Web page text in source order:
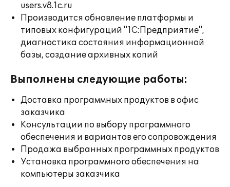
users.v8.1c.ru
Производится обновление платформы и
типовых конфигураций "1С:Предприятие",
диагностика состояния информационной
базы, создание архивных копий
Выполнены следующие работы:
Доставка программных продуктов в офис
заказчика
Консультации по выбору программного
обеспечения и вариантов его сопровождения
Продажа выбранных программных продуктов
Установка программного обеспечения на
компьютеры заказчика